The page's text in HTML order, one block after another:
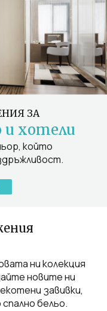
ЗА
и хотели
който
ни колекция
новите ни
завивки,
бельо.